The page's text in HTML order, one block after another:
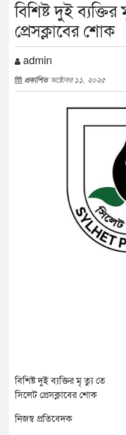
বিশিষ্ট দুই
প্রেসক্লাবের শোক
admin
প্রকাশিতঅক্টোবর ১১, ২০২৫
বিশিষ্ট দুই ব্যক্তির মৃ ত্যু তে
সিলেট প্রেসক্লাবের শোক
নিজস্ব প্রতিবেদক